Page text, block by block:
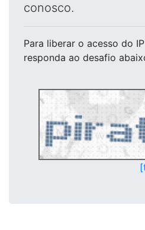
conosco.
Para liberar o acesso do IP
responda ao desafio